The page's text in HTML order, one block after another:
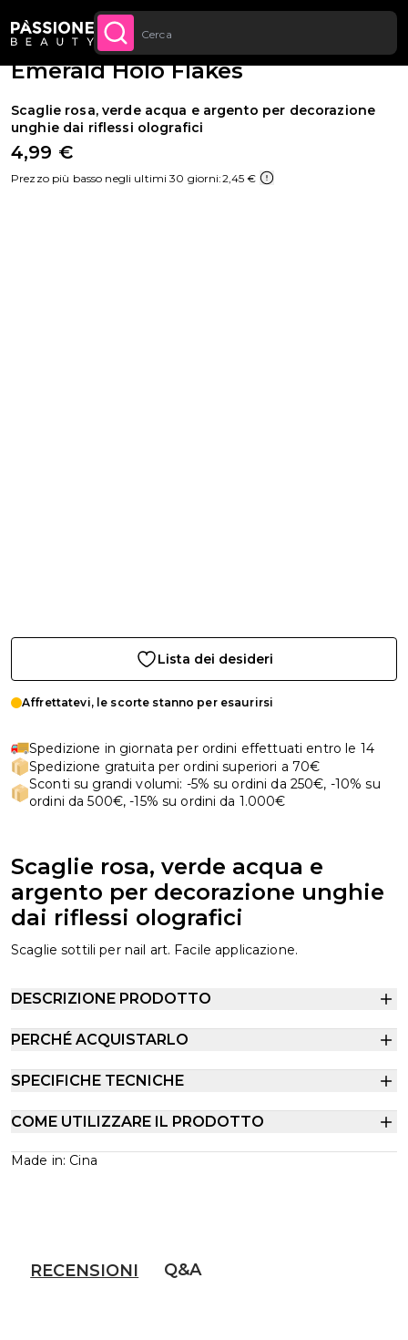
Sconto quantità: dal -5% sugli ordini a
partire da 250€
Briciole di pane
Nail Art Glitter e brillantini
Emerald Holo Flakes
Scaglie rosa, verde acqua e argento per decorazione
unghie dai riflessi olografici
4,99 €
Prezzo più basso negli ultimi 30 giorni:2,45 €
Lista dei desideri
Affrettatevi, le scorte stanno per esaurirsi
Spedizione in giornata per ordini effettuati entro le 14
Spedizione gratuita per ordini superiori a 70€
Sconti su grandi volumi: -5% su ordini da 250€, -10% su
ordini da 500€, -15% su ordini da 1.000€
Scaglie rosa, verde acqua e
argento per decorazione unghie
dai riflessi olografici
Scaglie sottili per nail art. Facile applicazione.
DESCRIZIONE PRODOTTO
PERCHÉ ACQUISTARLO
SPECIFICHE TECNICHE
COME UTILIZZARE IL PRODOTTO
Made in: Cina
RECENSIONI Q&A